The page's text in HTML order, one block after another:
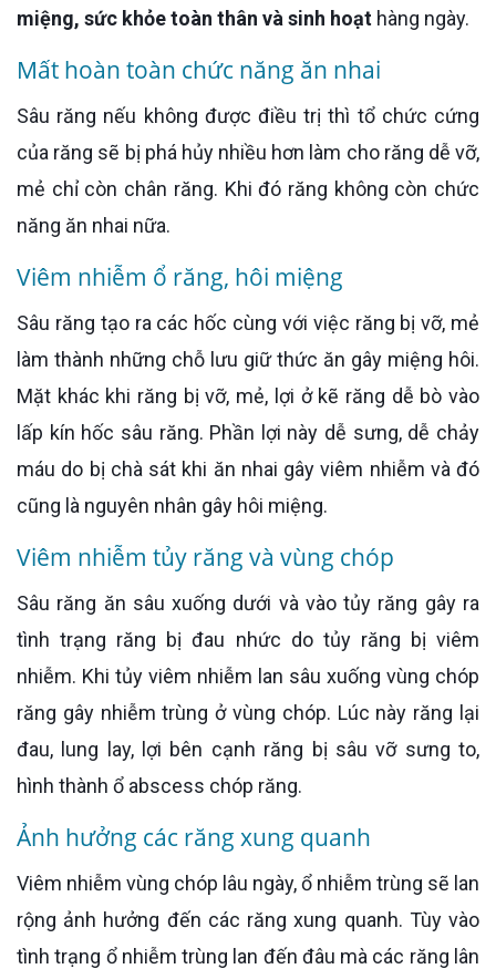
miệng, sức khỏe toàn thân và sinh hoạt hàng ngày.
Mất hoàn toàn chức năng ăn nhai
Sâu răng nếu không được điều trị thì tổ chức cứng
của răng sẽ bị phá hủy nhiều hơn làm cho răng dễ vỡ,
mẻ chỉ còn chân răng. Khi đó răng không còn chức
năng ăn nhai nữa.
Viêm nhiễm ổ răng, hôi miệng
Sâu răng tạo ra các hốc cùng với việc răng bị vỡ, mẻ
làm thành những chỗ lưu giữ thức ăn gây miệng hôi.
Mặt khác khi răng bị vỡ, mẻ, lợi ở kẽ răng dễ bò vào
lấp kín hốc sâu răng. Phần lợi này dễ sưng, dễ chảy
máu do bị chà sát khi ăn nhai gây viêm nhiễm và đó
cũng là nguyên nhân gây hôi miệng.
Viêm nhiễm tủy răng và vùng chóp
Sâu răng ăn sâu xuống dưới và vào tủy răng gây ra
tình trạng răng bị đau nhức do tủy răng bị viêm
nhiễm. Khi tủy viêm nhiễm lan sâu xuống vùng chóp
răng gây nhiễm trùng ở vùng chóp. Lúc này răng lại
đau, lung lay, lợi bên cạnh răng bị sâu vỡ sưng to,
hình thành ổ abscess chóp răng.
Ảnh hưởng các răng xung quanh
Viêm nhiễm vùng chóp lâu ngày, ổ nhiễm trùng sẽ lan
rộng ảnh hưởng đến các răng xung quanh. Tùy vào
tình trạng ổ nhiễm trùng lan đến đâu mà các răng lân